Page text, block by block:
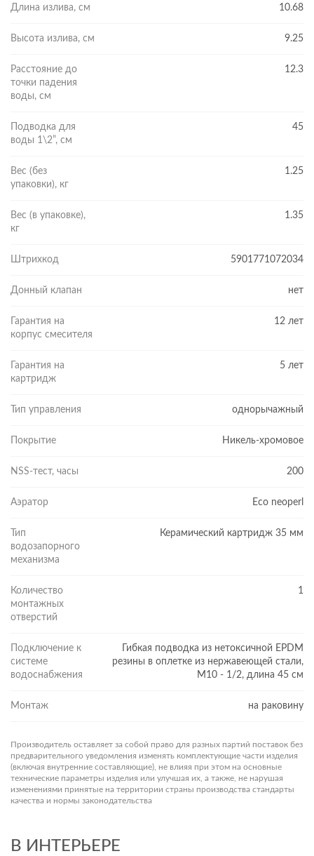
Длина излива, см 10.68
Высота излива, см 9.25
Расстояние до
точки падения
воды, см
12.3
Подводка для
воды 1\2”, см
45
Вес (без
упаковки), кг
1.25
Вес (в упаковке),
кг
1.35
Штрихкод 5901771072034
Донный клапан нет
Гарантия на
корпус смесителя
12 лет
Гарантия на
картридж
5 лет
Тип управления однорычажный
Покрытие Никель-хромовое
NSS-тест, часы 200
Аэратор Eco neoperl
Тип
водозапорного
механизма
Керамический картридж 35 мм
Количество
монтажных
отверстий
1
Подключение к
системе
водоснабжения
Гибкая подводка из нетоксичной EPDM
резины в оплетке из нержавеющей стали,
М10 - 1/2, длина 45 см
Монтаж на раковину
Производитель оставляет за собой право для разных партий поставок без
предварительного уведомления изменять комплектующие части изделия
(включая внутренние составляющие), не влияя при этом на основные
технические параметры изделия или улучшая их, а также, не нарушая
изменениями принятые на территории страны производства стандарты
качества и нормы законодательства
В ИНТЕРЬЕРЕ